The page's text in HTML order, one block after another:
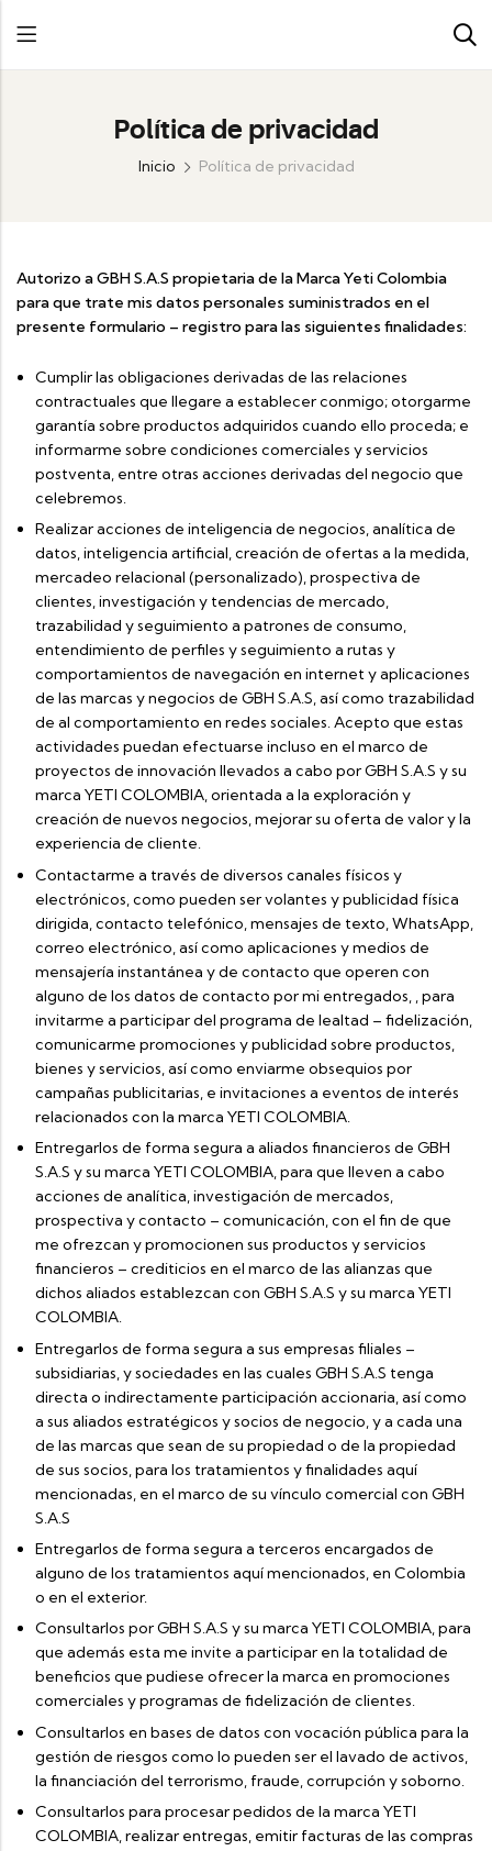
Política de privacidad
Inicio Política de privacidad
Autorizo a GBH S.A.S propietaria de la Marca Yeti Colombia
para que trate mis datos personales suministrados en el
presente formulario – registro para las siguientes finalidades:
Cumplir las obligaciones derivadas de las relaciones
contractuales que llegare a establecer conmigo; otorgarme
garantía sobre productos adquiridos cuando ello proceda; e
informarme sobre condiciones comerciales y servicios
postventa, entre otras acciones derivadas del negocio que
celebremos.
Realizar acciones de inteligencia de negocios, analítica de
datos, inteligencia artificial, creación de ofertas a la medida,
mercadeo relacional (personalizado), prospectiva de
clientes, investigación y tendencias de mercado,
trazabilidad y seguimiento a patrones de consumo,
entendimiento de perfiles y seguimiento a rutas y
comportamientos de navegación en internet y aplicaciones
de las marcas y negocios de GBH S.A.S, así como trazabilidad
de al comportamiento en redes sociales. Acepto que estas
actividades puedan efectuarse incluso en el marco de
proyectos de innovación llevados a cabo por GBH S.A.S y su
marca YETI COLOMBIA, orientada a la exploración y
creación de nuevos negocios, mejorar su oferta de valor y la
experiencia de cliente.
Contactarme a través de diversos canales físicos y
electrónicos, como pueden ser volantes y publicidad física
dirigida, contacto telefónico, mensajes de texto, WhatsApp,
correo electrónico, así como aplicaciones y medios de
mensajería instantánea y de contacto que operen con
alguno de los datos de contacto por mi entregados, , para
invitarme a participar del programa de lealtad – fidelización,
comunicarme promociones y publicidad sobre productos,
bienes y servicios, así como enviarme obsequios por
campañas publicitarias, e invitaciones a eventos de interés
relacionados con la marca YETI COLOMBIA.
Entregarlos de forma segura a aliados financieros de GBH
S.A.S y su marca YETI COLOMBIA, para que lleven a cabo
acciones de analítica, investigación de mercados,
prospectiva y contacto – comunicación, con el fin de que
me ofrezcan y promocionen sus productos y servicios
financieros – crediticios en el marco de las alianzas que
dichos aliados establezcan con GBH S.A.S y su marca YETI
COLOMBIA.
Entregarlos de forma segura a sus empresas filiales –
subsidiarias, y sociedades en las cuales GBH S.A.S tenga
directa o indirectamente participación accionaria, así como
a sus aliados estratégicos y socios de negocio, y a cada una
de las marcas que sean de su propiedad o de la propiedad
de sus socios, para los tratamientos y finalidades aquí
mencionadas, en el marco de su vínculo comercial con GBH
S.A.S
Entregarlos de forma segura a terceros encargados de
alguno de los tratamientos aquí mencionados, en Colombia
o en el exterior.
Consultarlos por GBH S.A.S y su marca YETI COLOMBIA, para
que además esta me invite a participar en la totalidad de
beneficios que pudiese ofrecer la marca en promociones
comerciales y programas de fidelización de clientes.
Consultarlos en bases de datos con vocación pública para la
gestión de riesgos como lo pueden ser el lavado de activos,
la financiación del terrorismo, fraude, corrupción y soborno.
Consultarlos para procesar pedidos de la marca YETI
COLOMBIA, realizar entregas, emitir facturas de las compras